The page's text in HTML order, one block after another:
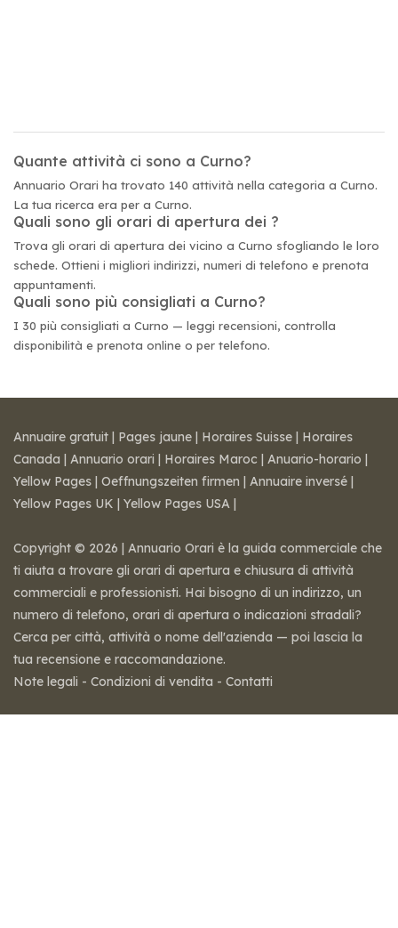
Quante attività ci sono a Curno?
Annuario Orari ha trovato 140 attività nella categoria a Curno.
La tua ricerca era per a Curno.
Quali sono gli orari di apertura dei ?
Trova gli orari di apertura dei vicino a Curno sfogliando le loro
schede. Ottieni i migliori indirizzi, numeri di telefono e prenota
appuntamenti.
Quali sono più consigliati a Curno?
I 30 più consigliati a Curno — leggi recensioni, controlla
disponibilità e prenota online o per telefono.
Annuaire gratuit | Pages jaune | Horaires Suisse | Horaires
Canada | Annuario orari | Horaires Maroc | Anuario-horario |
Yellow Pages | Oeffnungszeiten firmen | Annuaire inversé |
Yellow Pages UK | Yellow Pages USA |
Copyright © 2026 | Annuario Orari è la guida commerciale che
ti aiuta a trovare gli orari di apertura e chiusura di attività
commerciali e professionisti. Hai bisogno di un indirizzo, un
numero di telefono, orari di apertura o indicazioni stradali?
Cerca per città, attività o nome dell'azienda — poi lascia la
tua recensione e raccomandazione.
Note legali - Condizioni di vendita - Contatti